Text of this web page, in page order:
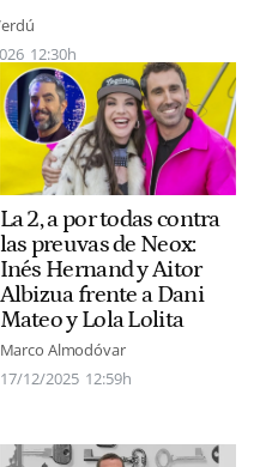
12:30h
La 2, a por todas contra
las preuvas de Neox:
Inés Hernand y Aitor
Albizua frente a Dani
Mateo y Lola Lolita
Marco Almodóvar
17/12/2025 12:59h